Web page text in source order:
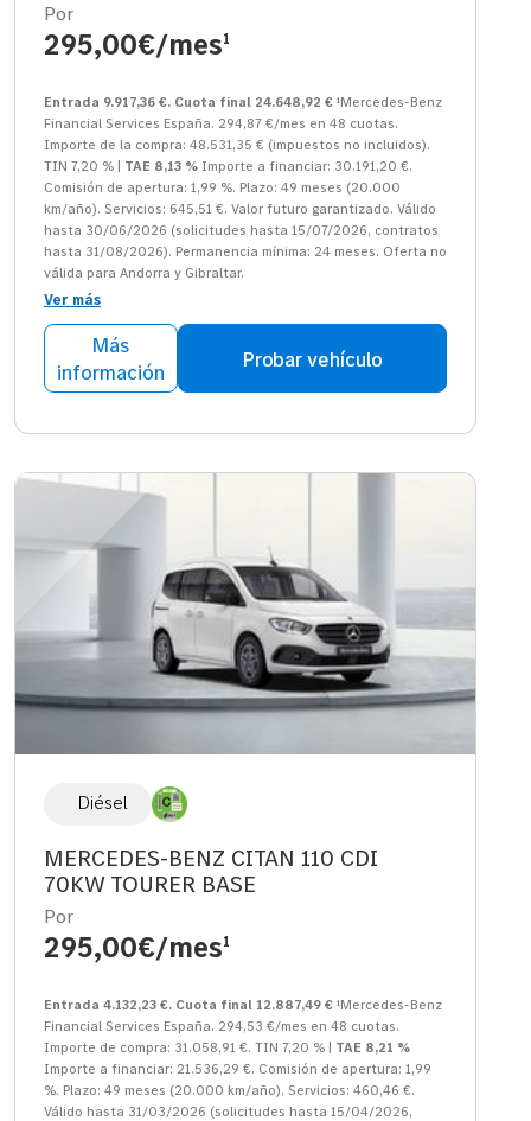
Por
295,00€/mes1
Entrada 9.917,36 €. Cuota final 24.648,92 € ¹Mercedes-Benz
Financial Services España. 294,87 €/mes en 48 cuotas.
Importe de la compra: 48.531,35 € (impuestos no incluidos).
TIN 7,20 % | TAE 8,13 % Importe a financiar: 30.191,20 €.
Comisión de apertura: 1,99 %. Plazo: 49 meses (20.000
km/año). Servicios: 645,51 €. Valor futuro garantizado. Válido
hasta 30/06/2026 (solicitudes hasta 15/07/2026, contratos
hasta 31/08/2026). Permanencia mínima: 24 meses. Oferta no
válida para Andorra y Gibraltar.
Ver más
Más
información
Probar vehículo
Diésel
MERCEDES-BENZ CITAN 110 CDI
70KW TOURER BASE
Por
295,00€/mes1
Entrada 4.132,23 €. Cuota final 12.887,49 € ¹Mercedes-Benz
Financial Services España. 294,53 €/mes en 48 cuotas.
Importe de compra: 31.058,91 €. TIN 7,20 % | TAE 8,21 %
Importe a financiar: 21.536,29 €. Comisión de apertura: 1,99
%. Plazo: 49 meses (20.000 km/año). Servicios: 460,46 €.
Válido hasta 31/03/2026 (solicitudes hasta 15/04/2026,